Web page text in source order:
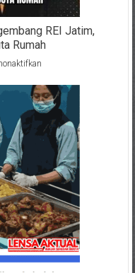
REI Jatim,
Rumah
pada
Khofifah
Apresiasi
Pengembang
REI
Jatim,
Dorong
Percepatan
Program
3
Juta
Rumah